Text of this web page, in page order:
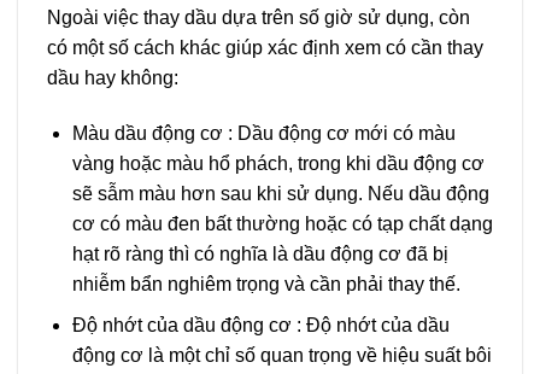
Ngoài việc thay dầu dựa trên số giờ sử dụng, còn
có một số cách khác giúp xác định xem có cần thay
dầu hay không:
Màu dầu động cơ : Dầu động cơ mới có màu
vàng hoặc màu hổ phách, trong khi dầu động cơ
sẽ sẫm màu hơn sau khi sử dụng. Nếu dầu động
cơ có màu đen bất thường hoặc có tạp chất dạng
hạt rõ ràng thì có nghĩa là dầu động cơ đã bị
nhiễm bẩn nghiêm trọng và cần phải thay thế.
Độ nhớt của dầu động cơ : Độ nhớt của dầu
động cơ là một chỉ số quan trọng về hiệu suất bôi